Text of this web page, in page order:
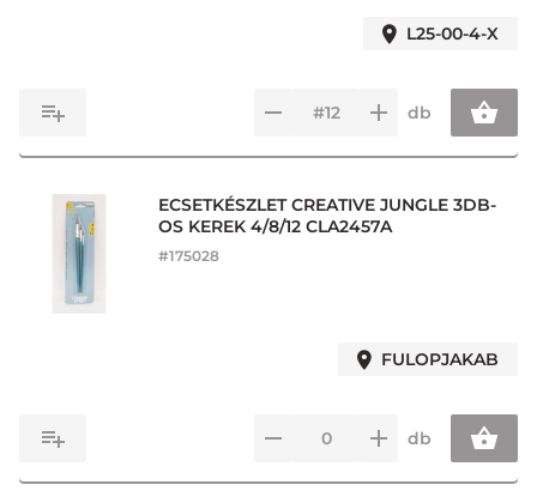
L25-00-4-X
db
ECSETKÉSZLET CREATIVE JUNGLE 3DB-
OS KEREK 4/8/12 CLA2457A
#175028
FULOPJAKAB
db